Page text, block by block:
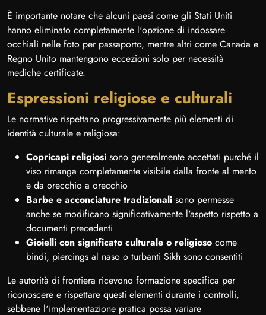
È importante notare che alcuni paesi come gli Stati Uniti
hanno eliminato completamente l'opzione di indossare
occhiali nelle foto per passaporto, mentre altri come Canada e
Regno Unito mantengono eccezioni solo per necessità
mediche certificate.
Espressioni religiose e culturali
Le normative rispettano progressivamente più elementi di
identità culturale e religiosa:
Copricapi religiosi sono generalmente accettati purché il
viso rimanga completamente visibile dalla fronte al mento
e da orecchio a orecchio
Barbe e acconciature tradizionali sono permesse
anche se modificano significativamente l'aspetto rispetto a
documenti precedenti
Gioielli con significato culturale o religioso come
bindi, piercings al naso o turbanti Sikh sono consentiti
Le autorità di frontiera ricevono formazione specifica per
riconoscere e rispettare questi elementi durante i controlli,
sebbene l'implementazione pratica possa variare